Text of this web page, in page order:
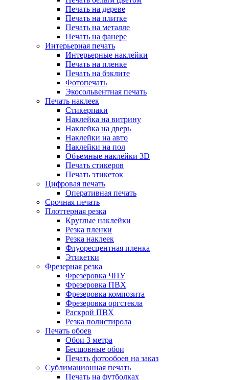
Печать на дереве
Печать на плитке
Печать на металле
Печать на фанере
Интерьерная печать
Интерьерные наклейки
Печать на пленке
Печать на бэклите
Фотопечать
Экосольвентная печать
Печать наклеек
Стикерпаки
Наклейка на витрину
Наклейка на дверь
Наклейки на авто
Наклейки на пол
Объемные наклейки 3D
Печать стикеров
Печать этикеток
Цифровая печать
Оперативная печать
Срочная печать
Плоттерная резка
Круглые наклейки
Резка пленки
Резка наклеек
Флуоресцентная пленка
Этикетки
Фрезерная резка
Фрезеровка ЧПУ
Фрезеровка ПВХ
Фрезеровка композита
Фрезеровка оргстекла
Раскрой ПВХ
Резка полистирола
Печать обоев
Обои 3 метра
Бесшовные обои
Печать фотообоев на заказ
Сублимационная печать
Печать на футболках